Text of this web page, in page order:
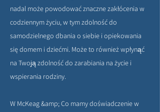
nadal może powodować znaczne zakłócenia w
codziennym życiu, w tym zdolność do
samodzielnego dbania o siebie i opiekowania
się domem i dziećmi. Może to również wpłynąć
na Twoją zdolność do zarabiania na życie i
wspierania rodziny.
W McKeag &amp; Co mamy doświadczenie w